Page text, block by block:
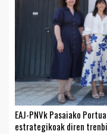
EAJ-PNVk Pasaiako
estrategikoak diren